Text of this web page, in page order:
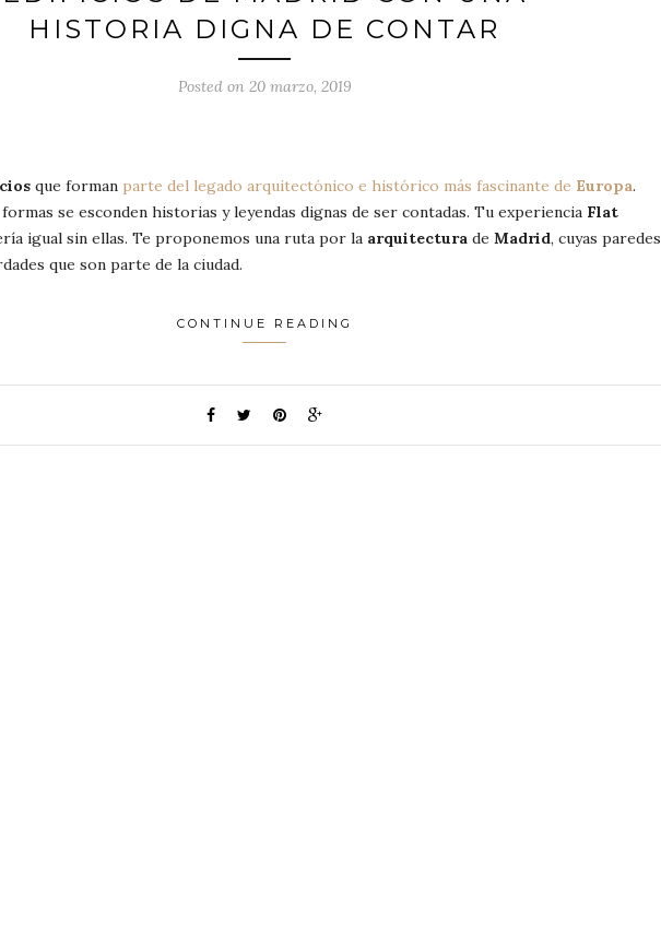
HISTORIA DIGNA DE CONTAR
Posted on 20 marzo, 2019
que forman parte del legado arquitectónico e histórico más fascinante de Europa.
se esconden historias y leyendas dignas de ser contadas. Tu experiencia Flat
igual sin ellas. Te proponemos una ruta por la arquitectura de Madrid, cuyas paredes
que son parte de la ciudad.
CONTINUE READING